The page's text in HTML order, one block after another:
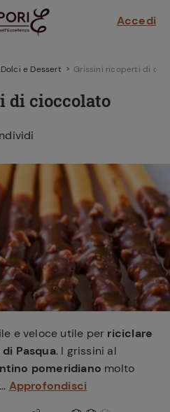
Accedi
Dolci e Dessert Grissini ricoperti di
di cioccolato
e veloce utile per riciclare
Pasqua. I grissini al
pomeridiano molto
Approfondisci